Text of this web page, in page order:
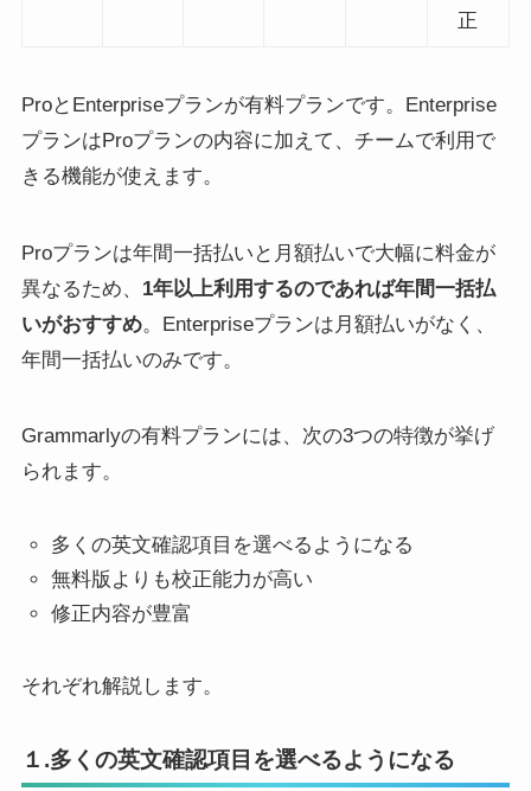
正
ProとEnterpriseプランが有料プランです。Enterprise
プランはProプランの内容に加えて、チームで利用で
きる機能が使えます。
Proプランは年間一括払いと月額払いで大幅に料金が
異なるため、 1年以上利用するのであれば年間一括払
いがおすすめ。Enterpriseプランは月額払いがなく、
年間一括払いのみです。
Grammarlyの有料プランには、次の3つの特徴が挙げ
られます。
多くの英文確認項目を選べるようになる
無料版よりも校正能力が高い
修正内容が豊富
それぞれ解説します。
１.多くの英文確認項目を選べるようになる